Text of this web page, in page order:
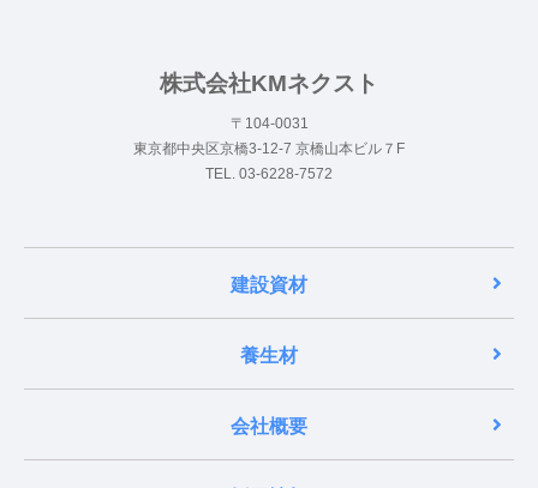
株式会社KMネクスト
〒104-0031
東京都中央区京橋3-12-7 京橋山本ビル７F
TEL. 03-6228-7572
建設資材
養生材
会社概要